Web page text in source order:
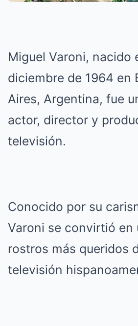
Miguel Varoni, nacido
diciembre de 1964 en
Aires, Argentina, fue
actor, director y
televisión.
Conocido por su
Varoni se convirtió en
rostros más queridos
televisión